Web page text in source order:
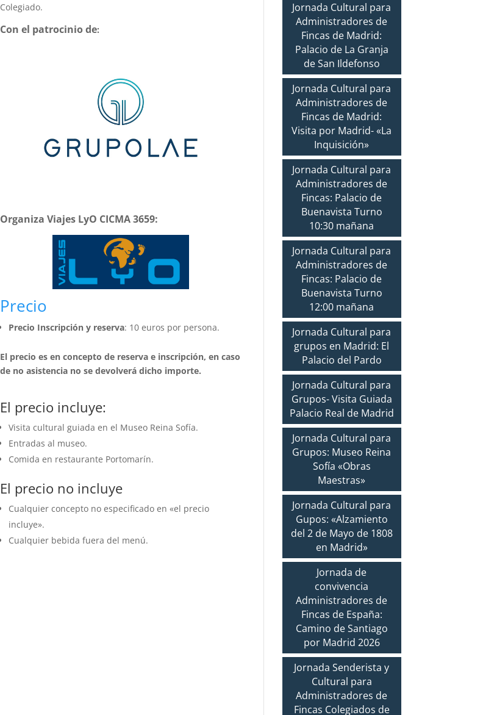
Colegiado.
Con el patrocinio de:
Organiza Viajes LyO CICMA 3659:
Precio
Precio Inscripción y reserva: 10 euros por persona.
El precio es en concepto de reserva e inscripción, en caso
de no asistencia no se devolverá dicho importe.
El precio incluye:
Visita cultural guiada en el Museo Reina Sofía.
Entradas al museo.
Comida en restaurante Portomarín.
El precio no incluye
Cualquier concepto no especificado en «el precio
incluye».
Cualquier bebida fuera del menú.
Jornada Cultural para
Administradores de
Fincas de Madrid:
Palacio de La Granja
de San Ildefonso
Jornada Cultural para
Administradores de
Fincas de Madrid:
Visita por Madrid- «La
Inquisición»
Jornada Cultural para
Administradores de
Fincas: Palacio de
Buenavista Turno
10:30 mañana
Jornada Cultural para
Administradores de
Fincas: Palacio de
Buenavista Turno
12:00 mañana
Jornada Cultural para
grupos en Madrid: El
Palacio del Pardo
Jornada Cultural para
Grupos- Visita Guiada
Palacio Real de Madrid
Jornada Cultural para
Grupos: Museo Reina
Sofía «Obras
Maestras»
Jornada Cultural para
Gupos: «Alzamiento
del 2 de Mayo de 1808
en Madrid»
Jornada de
convivencia
Administradores de
Fincas de España:
Camino de Santiago
por Madrid 2026
Jornada Senderista y
Cultural para
Administradores de
Fincas Colegiados de